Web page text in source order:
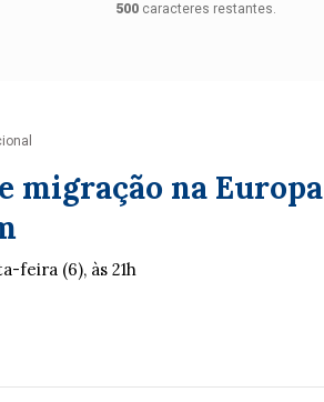
500caracteres restantes.
migração na Europa
feira (6), às 21h